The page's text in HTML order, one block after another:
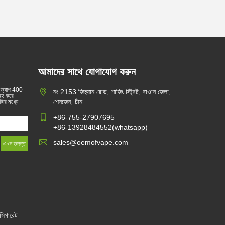
ভ্যাপ 400-
করে
মধ্যে
আমাদের সাথে যোগাযোগ করুন
নং 2153 জিহুয়ান রোড, শাজিং স্ট্রিট, বাওান জেলা,
শেনজেন, চীন
+86-755-27907695
+86-13928484552(whatsapp)
sales@oemofvape.com